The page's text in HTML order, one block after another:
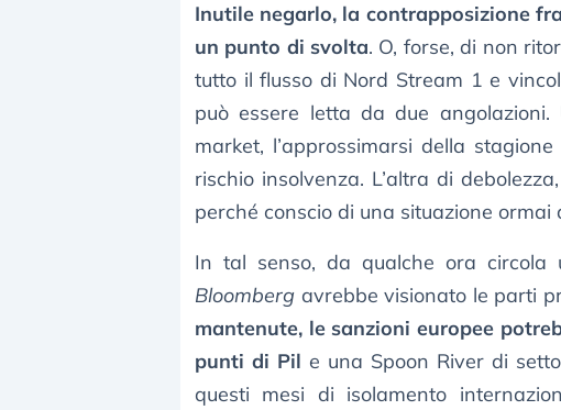
Inutile negarlo, la contrapposizione
un punto di svolta. O, forse, di non
tutto il flusso di Nord Stream 1 e
può essere letta da due
market, l’approssimarsi della
rischio insolvenza. L’altra di
perché conscio di una situazione ormai
In tal senso, da qualche ora
Bloomberg avrebbe visionato le parti
mantenute, le sanzioni europee
punti di Pil e una Spoon River di
questi mesi di isolamento